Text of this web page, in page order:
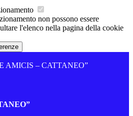
non possono essere
l'elenco nella pagina della cookie
AMICIS – CATTANEO”